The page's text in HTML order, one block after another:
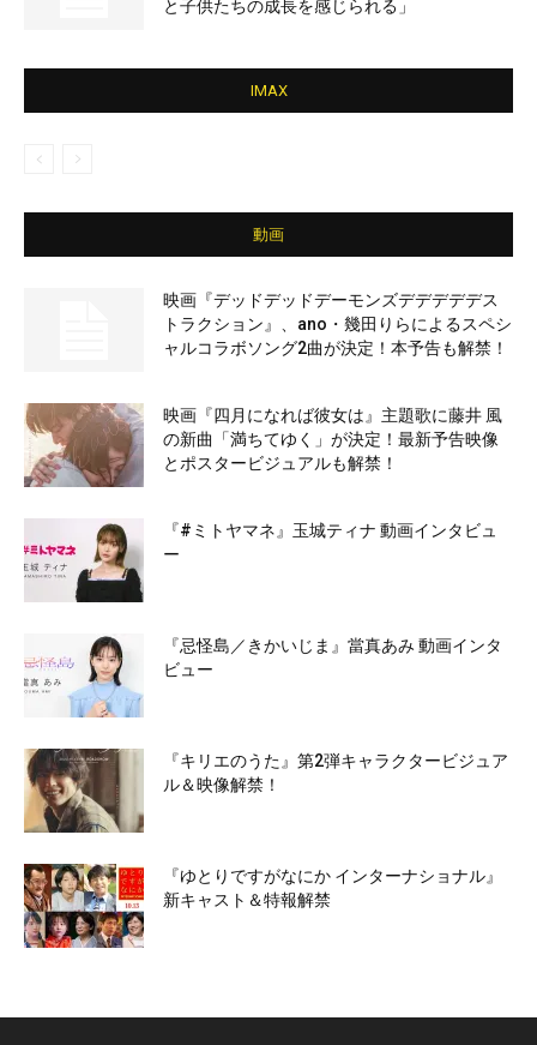
と子供たちの成長を感じられる」
IMAX
動画
映画『デッドデッドデーモンズデデデデデス
トラクション』、ano・幾田りらによるスペシ
ャルコラボソング2曲が決定！本予告も解禁！
映画『四月になれば彼女は』主題歌に藤井 風
の新曲「満ちてゆく」が決定！最新予告映像
とポスタービジュアルも解禁！
『#ミトヤマネ』玉城ティナ 動画インタビュ
ー
『忌怪島／きかいじま』當真あみ 動画インタ
ビュー
『キリエのうた』第2弾キャラクタービジュア
ル＆映像解禁！
『ゆとりですがなにか インターナショナル』
新キャスト＆特報解禁